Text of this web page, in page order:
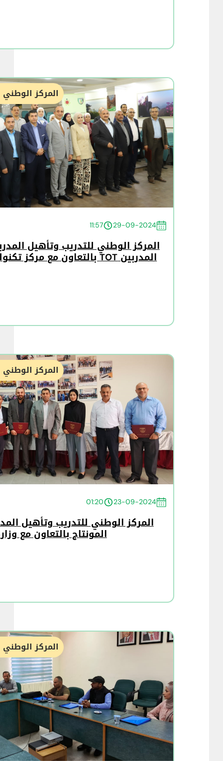
المركز
29-09-2024
11:57
المركز الوطني للتدريب وتأهيل
المدربين TOT بالتعاون مع مركز تكنولوجيا التعلم والتعليم
المركز
23-09-2024
01:20
المركز الوطني للتدريب وتأهيل
المونتاج بالتعاون مع
المركز